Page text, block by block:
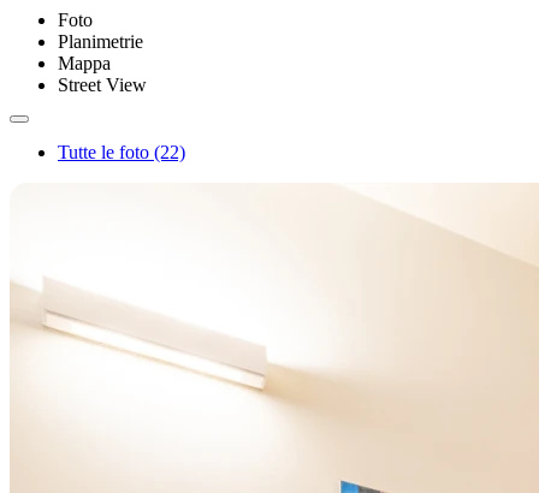
Foto
Planimetrie
Mappa
Street View
Tutte le foto (22)